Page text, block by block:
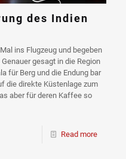
des Indien
ins Flugzeug und begeben
gesagt in die Region
für Berg und die Endung bar
die direkte Küstenlage zum
aber für deren Kaffee so
Read more